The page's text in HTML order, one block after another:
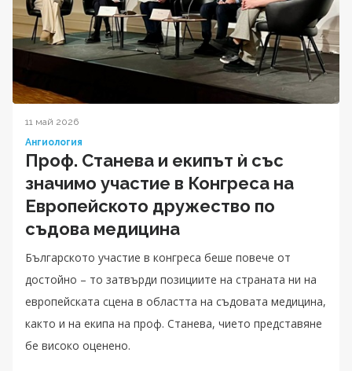
11 май 2026
Ангиология
Проф. Станева и екипът ѝ със
значимо участие в Конгреса на
Европейското дружество по
съдова медицина
Българското участие в конгреса беше повече от
достойно – то затвърди позициите на страната ни на
европейската сцена в областта на съдовата медицина,
както и на екипа на проф. Станева, чието представяне
бе високо оценено.